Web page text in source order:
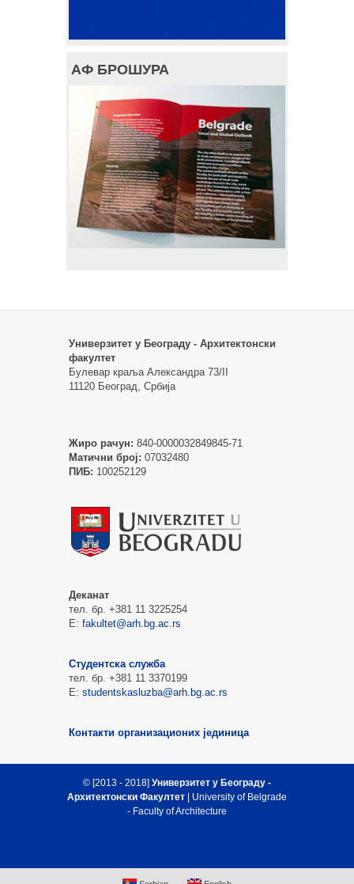
АФ БРОШУРА
Универзитет у Београду - Архитектонски
факултет
Булевар краља Александра 73/II
11120 Београд, Србија
Жиро рачун: 840-0000032849845-71
Матични број: 07032480
ПИБ: 100252129
Деканат
тел. бр. +381 11 3225254
Е: fakultet@arh.bg.ac.rs
Студентска служба
тел. бр. +381 11 3370199
Е: studentskasluzba@arh.bg.ac.rs
Контакти организационих јединица
© [2013 - 2018] Универзитет у Београду -
Архитектонски Факултет | University of Belgrade
- Faculty of Architecture